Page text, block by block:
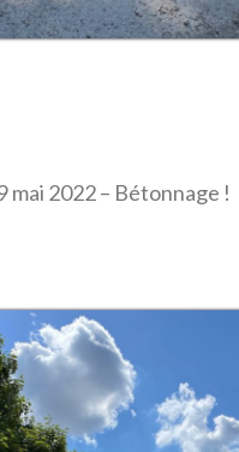
mai 2022 – Bétonnage !